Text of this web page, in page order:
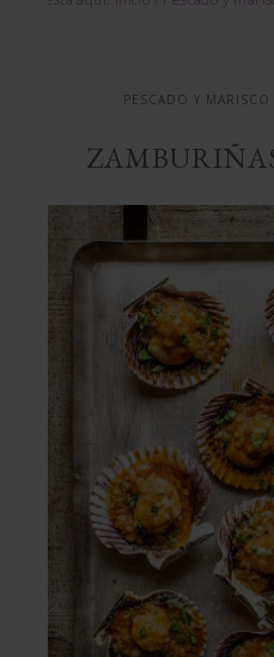
PESCADO Y MARISCO